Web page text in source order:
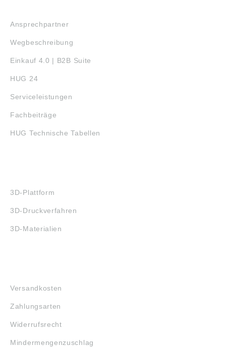
Ansprechpartner
Wegbeschreibung
Einkauf 4.0 | B2B Suite
HUG 24
Serviceleistungen
Fachbeiträge
HUG Technische Tabellen
3D-Plattform
3D-Druckverfahren
3D-Materialien
Versandkosten
Zahlungsarten
Widerrufsrecht
Mindermengenzuschlag